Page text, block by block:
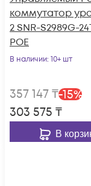
коммутатор
2 SNR-S2989G-
POE
В наличии: 10+ шт
357 147₸-15%
303 575 ₸
В